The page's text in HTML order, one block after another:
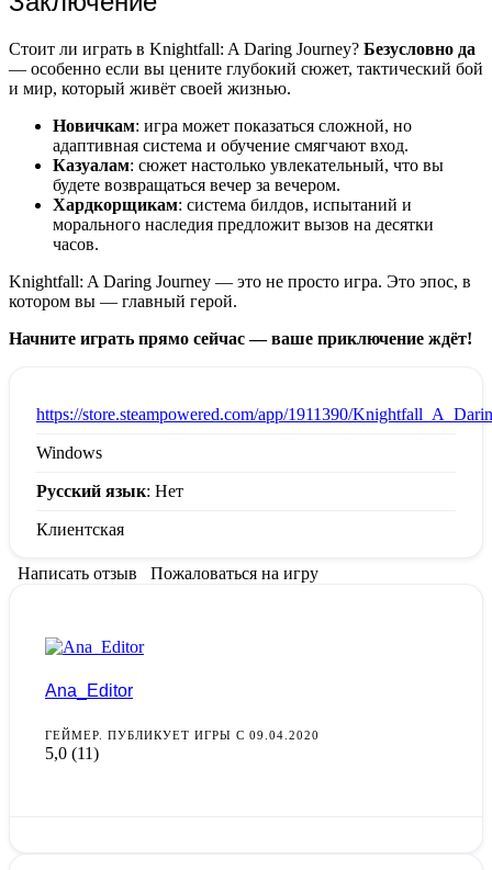
Стоит ли играть в Knightfall: A Daring Journey? Безусловно да
— особенно если вы цените глубокий сюжет, тактический бой
и мир, который живёт своей жизнью.
Новичкам: игра может показаться сложной, но
адаптивная система и обучение смягчают вход.
Казуалам: сюжет настолько увлекательный, что вы
будете возвращаться вечер за вечером.
Хардкорщикам: система билдов, испытаний и
морального наследия предложит вызов на десятки
часов.
Knightfall: A Daring Journey — это не просто игра. Это эпос, в
котором вы — главный герой.
Начните играть прямо сейчас — ваше приключение ждёт!
https://store.steampowered.com/app/1911390/
Windows
Русский язык: Нет
Клиентская
Написать отзыв Пожаловаться на игру
Ana_Editor
ГЕЙМЕР. ПУБЛИКУЕТ ИГРЫ С 09.04.2020
5,0 (11)